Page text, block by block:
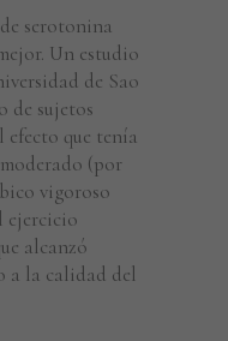
serotonina
Un estudio
de Sao
de sujetos
efecto que tenía
(por
vigoroso
ejercicio
alcanzó
a la calidad del